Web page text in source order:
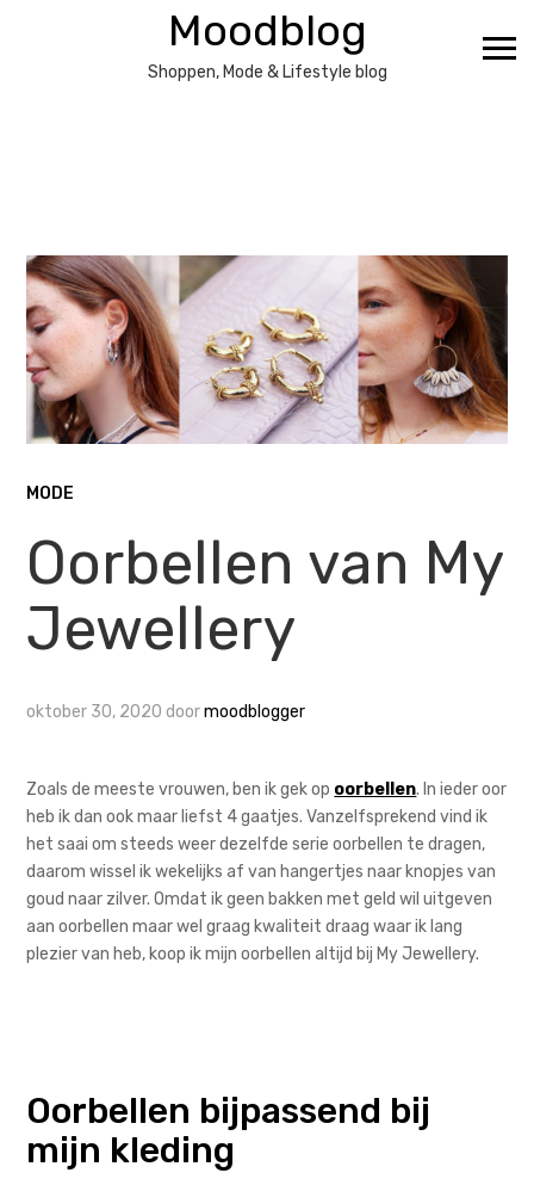
Moodblog
Shoppen, Mode & Lifestyle blog
MODE
Oorbellen van My
Jewellery
oktober 30, 2020 doormoodblogger
Zoals de meeste vrouwen, ben ik gek op oorbellen. In ieder oor
heb ik dan ook maar liefst 4 gaatjes. Vanzelfsprekend vind ik
het saai om steeds weer dezelfde serie oorbellen te dragen,
daarom wissel ik wekelijks af van hangertjes naar knopjes van
goud naar zilver. Omdat ik geen bakken met geld wil uitgeven
aan oorbellen maar wel graag kwaliteit draag waar ik lang
plezier van heb, koop ik mijn oorbellen altijd bij My Jewellery.
Oorbellen bijpassend bij
mijn kleding